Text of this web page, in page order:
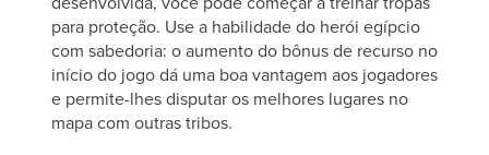
para proteção. Use a habilidade do herói egípcio
com sabedoria: o aumento do bônus de recurso no
início do jogo dá uma boa vantagem aos jogadores
e permite-lhes disputar os melhores lugares no
mapa com outras tribos.